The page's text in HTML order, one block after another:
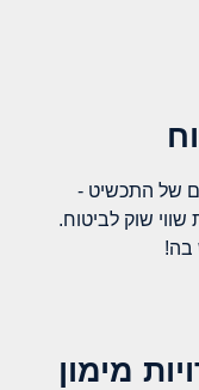
של התכשיט -
שווי שוק לביטוח.
בה!
מימון